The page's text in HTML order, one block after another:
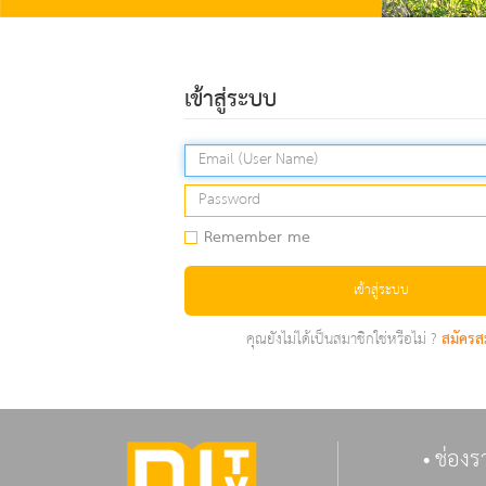
เข้าสู่ระบบ
Remember me
เข้าสู่ระบบ
คุณยังไม่ได้เป็นสมาชิกใช่หรือไม่ ?สมัคร
ช่อง